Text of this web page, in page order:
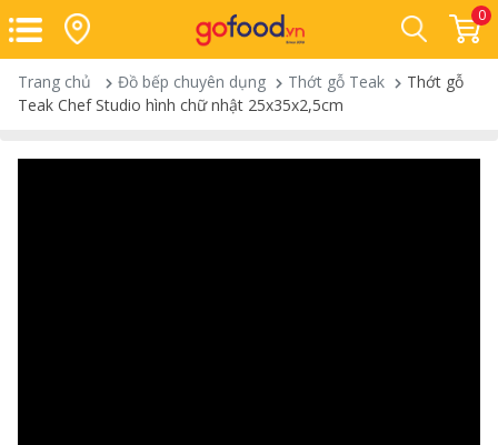
0
Trang chủ Đồ bếp chuyên dụng Thớt gỗ Teak
Thớt gỗ
Teak Chef Studio hình chữ nhật 25x35x2,5cm